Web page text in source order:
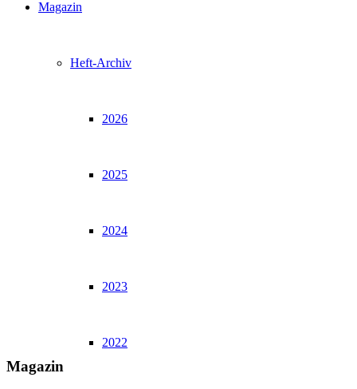
Magazin
Heft-Archiv
2026
2025
2024
2023
2022
Magazin